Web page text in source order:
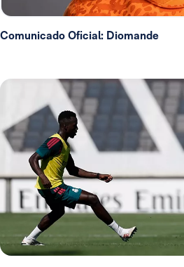
Comunicado Oficial: Diomande